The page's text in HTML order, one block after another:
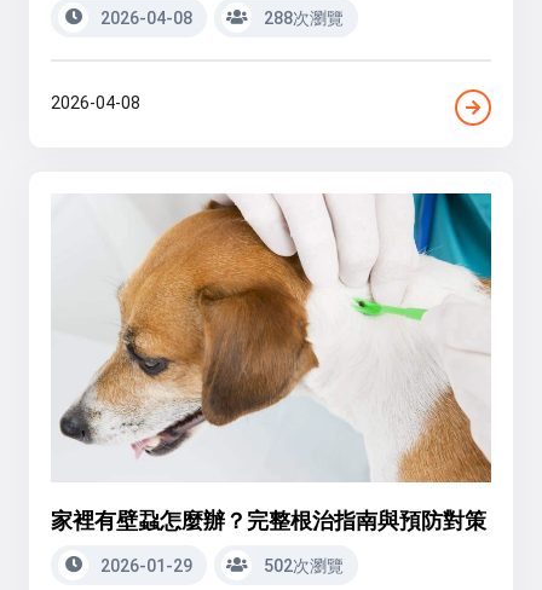
2026-04-08 288次瀏覽
2026-04-08
家裡有壁蝨怎麼辦？完整根治指南與預防對策
2026-01-29 502次瀏覽